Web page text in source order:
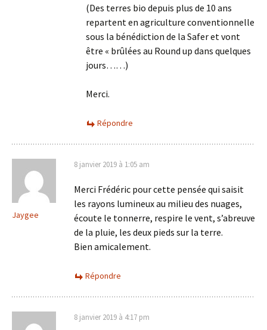
(Des terres bio depuis plus de 10 ans
repartent en agriculture conventionnelle
sous la bénédiction de la Safer et vont
être « brûlées au Round up dans quelques
jours……)
Merci.
Répondre
Jaygee
8 janvier 2019 à 1:05 am
Merci Frédéric pour cette pensée qui saisit
les rayons lumineux au milieu des nuages,
écoute le tonnerre, respire le vent, s’abreuve
de la pluie, les deux pieds sur la terre.
Bien amicalement.
Répondre
8 janvier 2019 à 4:17 pm